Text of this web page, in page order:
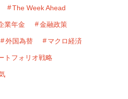
The Week Ahead
業年金 金融政策
外国為替 マクロ経済
トフォリオ戦略